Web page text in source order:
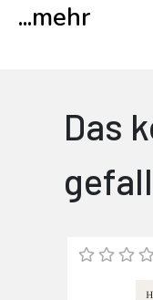
...mehr
Das